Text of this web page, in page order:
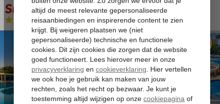
Sunis Elita Beach Resort
Ultra All Inclusive-Hotel